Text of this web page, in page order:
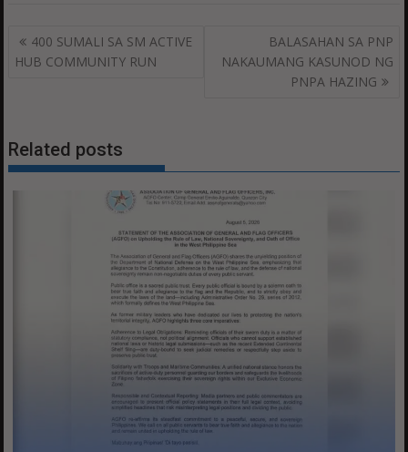
Post
navigation
400 SUMALI SA SM ACTIVE
HUB COMMUNITY RUN
BALASAHAN SA PNP
NAKAUMANG KASUNOD NG
PNPA HAZING
Related posts